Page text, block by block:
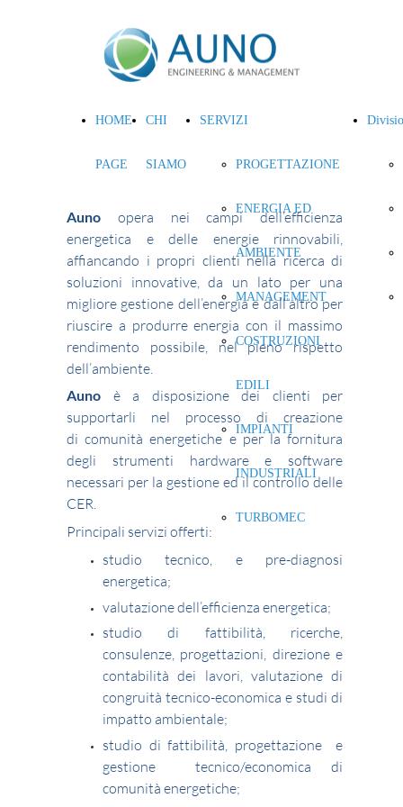
HOME
PAGE
CHI
SIAMO
SERVIZI
PROGETTAZIONE
ENERGIA ED
AMBIENTE
MANAGEMENT
COSTRUZIONI
EDILI
IMPIANTI
INDUSTRIALI
TURBOMEC
Auno opera nei campi dell’efficienza
energetica e delle energie rinnovabili,
affiancando i propri clienti nella ricerca di
soluzioni innovative, da un lato per una
migliore gestione dell’energia e dall’altro per
riuscire a produrre energia con il massimo
rendimento possibile, nel pieno rispetto
dell’ambiente.
Auno è a disposizione dei clienti per
supportarli nel processo di creazione
di comunità energetiche e per la fornitura
degli strumenti hardware e software
necessari per la gestione ed il controllo delle
CER.
Principali servizi offerti:
studio tecnico, e pre-diagnosi
energetica;
valutazione dell’efficienza energetica;
studio di fattibilità, ricerche,
consulenze, progettazioni, direzione e
contabilità dei lavori, valutazione di
congruità tecnico-economica e studi di
impatto ambientale;
studio di fattibilità, progettazione e
gestione tecnico/economica di
comunità energetiche;